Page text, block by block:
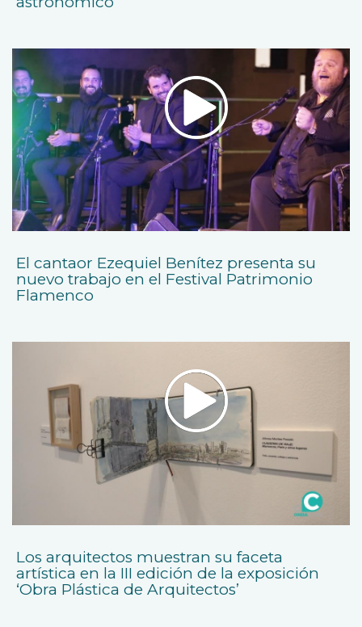
El cantaor Ezequiel Benítez presenta su
nuevo trabajo en el Festival Patrimonio
Flamenco
Los arquitectos muestran su faceta
artística en la III edición de la exposición
‘Obra Plástica de Arquitectos’